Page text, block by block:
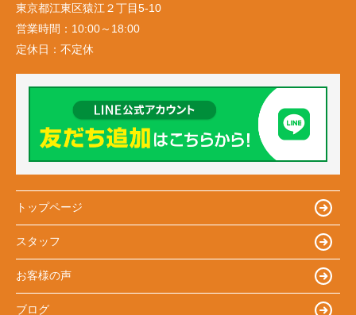
東京都江東区猿江２丁目5-10
営業時間： 10:00～18:00
定休日： 不定休
トップページ
スタッフ
お客様の声
ブログ